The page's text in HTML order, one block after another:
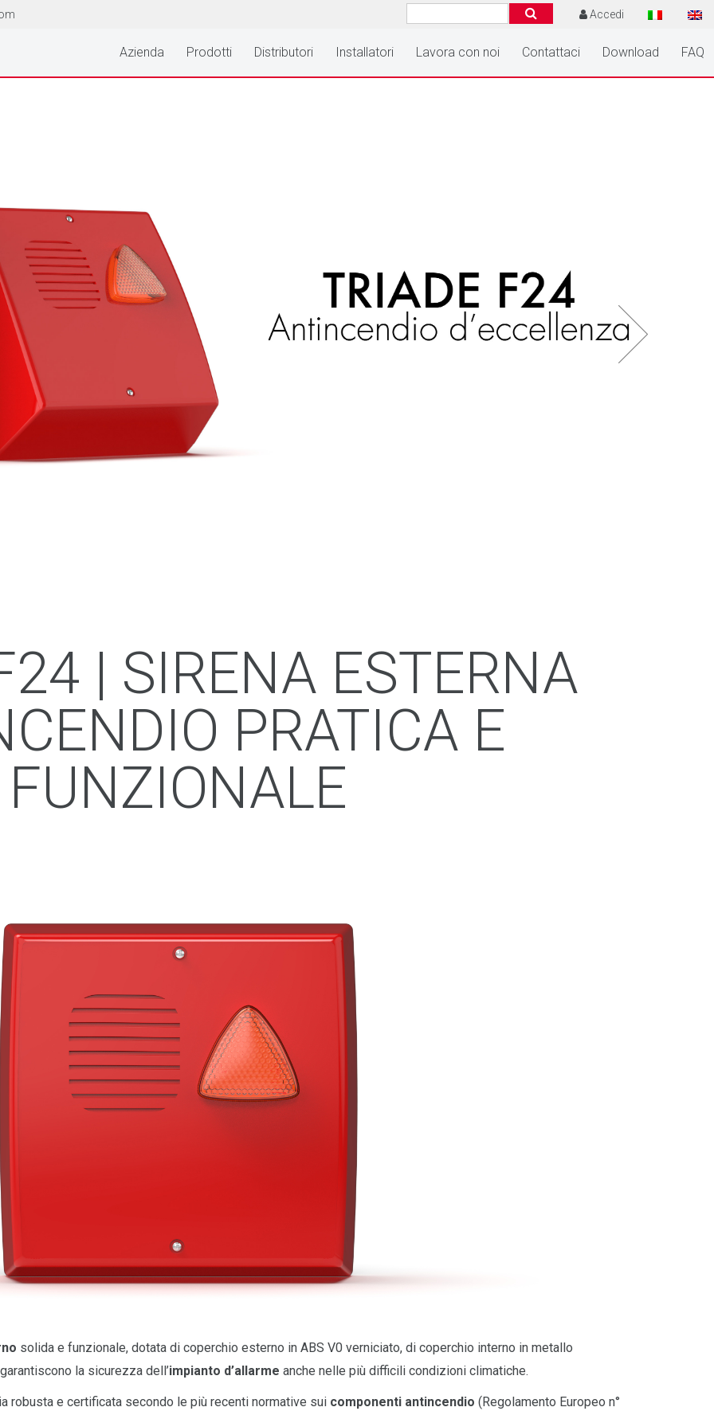
Accedi
Azienda Prodotti Distributori Installatori Lavora con noi Contattaci Download FAQ
| SIRENA ESTERNA
PRATICA E
FUNZIONALE
solida e funzionale, dotata di coperchio esterno in ABS V0 verniciato, di coperchio interno in metallo
la sicurezza dell’impianto d’allarme anche nelle più difficili condizioni climatiche.
robusta e certificata secondo le più recenti normative sui componenti antincendio (Regolamento Europeo n°